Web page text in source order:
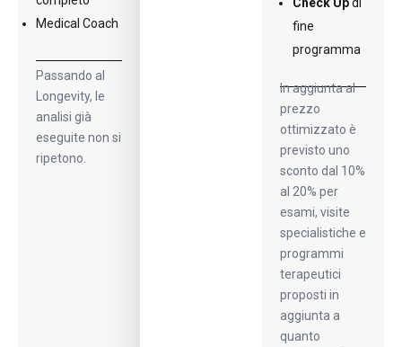
Medical Coach
Passando al
Longevity, le
analisi già
eseguite non si
ripetono.
fine
programma
In aggiunta al
prezzo
ottimizzato è
previsto uno
sconto dal 10%
al 20% per
esami, visite
specialistiche e
programmi
terapeutici
proposti in
aggiunta a
quanto